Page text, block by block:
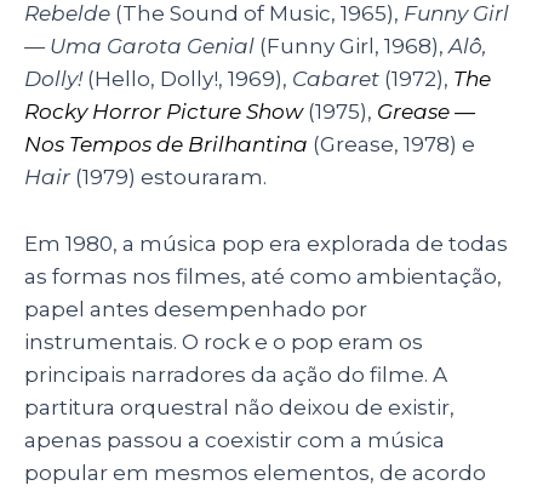
Rebelde (The Sound of Music, 1965), Funny Girl
— Uma Garota Genial (Funny Girl, 1968),Alô,
Dolly!(Hello, Dolly!, 1969), Cabaret (1972), The
Rocky Horror Picture Show(1975), Grease —
Nos Tempos de Brilhantina (Grease, 1978) e
Hair (1979) estouraram.
Em 1980, a música pop era explorada de todas
as formas nos filmes, até como ambientação,
papel antes desempenhado por
instrumentais. O rock e o pop eram os
principais narradores da ação do filme. A
partitura orquestral não deixou de existir,
apenas passou a coexistir com a música
popular em mesmos elementos, de acordo